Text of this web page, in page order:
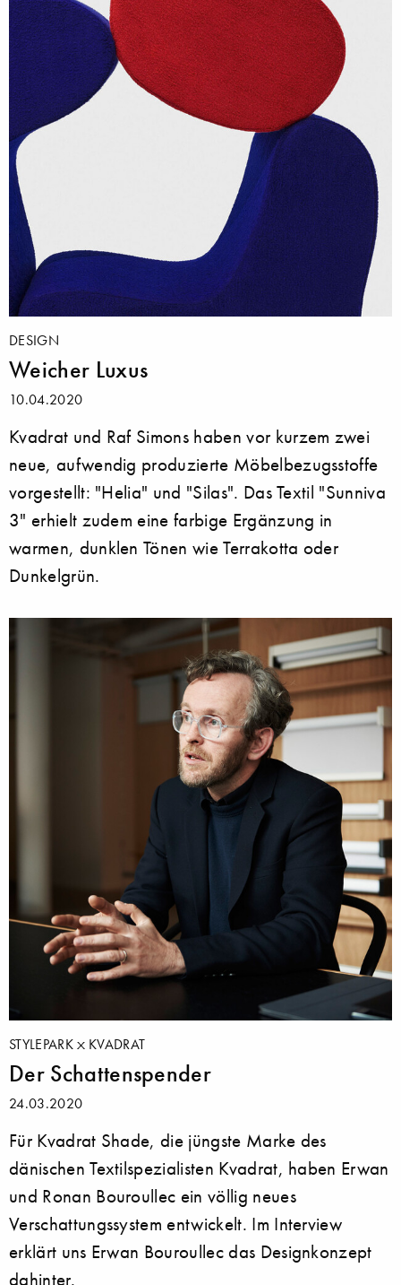
DESIGN
Weicher Luxus
10.04.2020
Kvadrat und Raf Simons haben vor kurzem zwei
neue, aufwendig produzierte Möbelbezugsstoffe
vorgestellt: "Helia" und "Silas". Das Textil "Sunniva
3" erhielt zudem eine farbige Ergänzung in
warmen, dunklen Tönen wie Terrakotta oder
Dunkelgrün.
STYLEPARK KVADRAT
Der Schattenspender
24.03.2020
Für Kvadrat Shade, die jüngste Marke des
dänischen Textilspezialisten Kvadrat, haben Erwan
und Ronan Bouroullec ein völlig neues
Verschattungssystem entwickelt. Im Interview
erklärt uns Erwan Bouroullec das Designkonzept
dahinter.